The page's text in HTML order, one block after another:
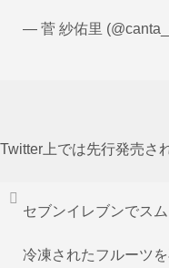
— 菅 紗佑里
Twitter上では先行発売さ
セブンイレブンでスム
冷凍されたフルーツ